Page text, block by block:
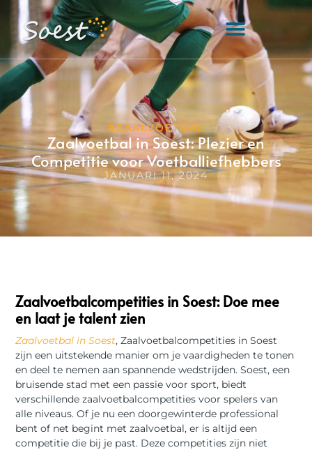
#ZAALVOETBAL
Zaalvoetbal in Soest: Plezier en
Competitie voor Voetballiefhebbers
JANUARI 11, 2024
Zaalvoetbalcompetities in Soest: Doe mee
en laat je talent zien
Zaalvoetbal in Soest, Zaalvoetbalcompetities in Soest
zijn een uitstekende manier om je vaardigheden te tonen
en deel te nemen aan spannende wedstrijden. Soest, een
bruisende stad met een passie voor sport, biedt
verschillende zaalvoetbalcompetities voor spelers van
alle niveaus. Of je nu een doorgewinterde professional
bent of net begint met zaalvoetbal, er is altijd een
competitie die bij je past. Deze competities zijn niet